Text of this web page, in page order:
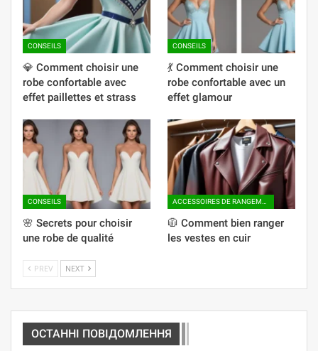
CONSEILS
💎 Comment choisir une
robe confortable avec
effet paillettes et strass
CONSEILS
💃 Comment choisir une
robe confortable avec un
effet glamour
CONSEILS
🌸 Secrets pour choisir
une robe de qualité
🧥 Comment bien ranger
les vestes en cuir
PREV NEXT
ОСТАННІ ПОВІДОМЛЕННЯ